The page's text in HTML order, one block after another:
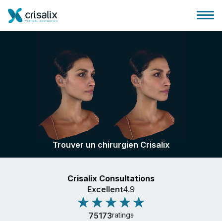
Accueil chirurgiens
Plateforme commerciale 3D
Forfait
Avis des patients
Trouver un chirurgien Crisalix
Crisalix Consultations
Excellent4.9
75173ratings